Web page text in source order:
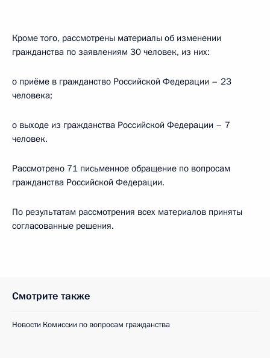
Кроме того, рассмотрены материалы об изменении
гражданства по заявлениям 30 человек, из них:
о приёме в гражданство Российской Федерации – 23
человека;
о выходе из гражданства Российской Федерации – 7
человек.
Рассмотрено 71 письменное обращение по вопросам
гражданства Российской Федерации.
По результатам рассмотрения всех материалов приняты
согласованные решения.
Смотрите также
Новости Комиссии по вопросам гражданства